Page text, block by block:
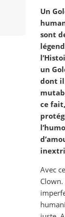
Un
sont
un
dont il
ce
Avec